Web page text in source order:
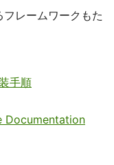
レームワークもた
手順
Documentation